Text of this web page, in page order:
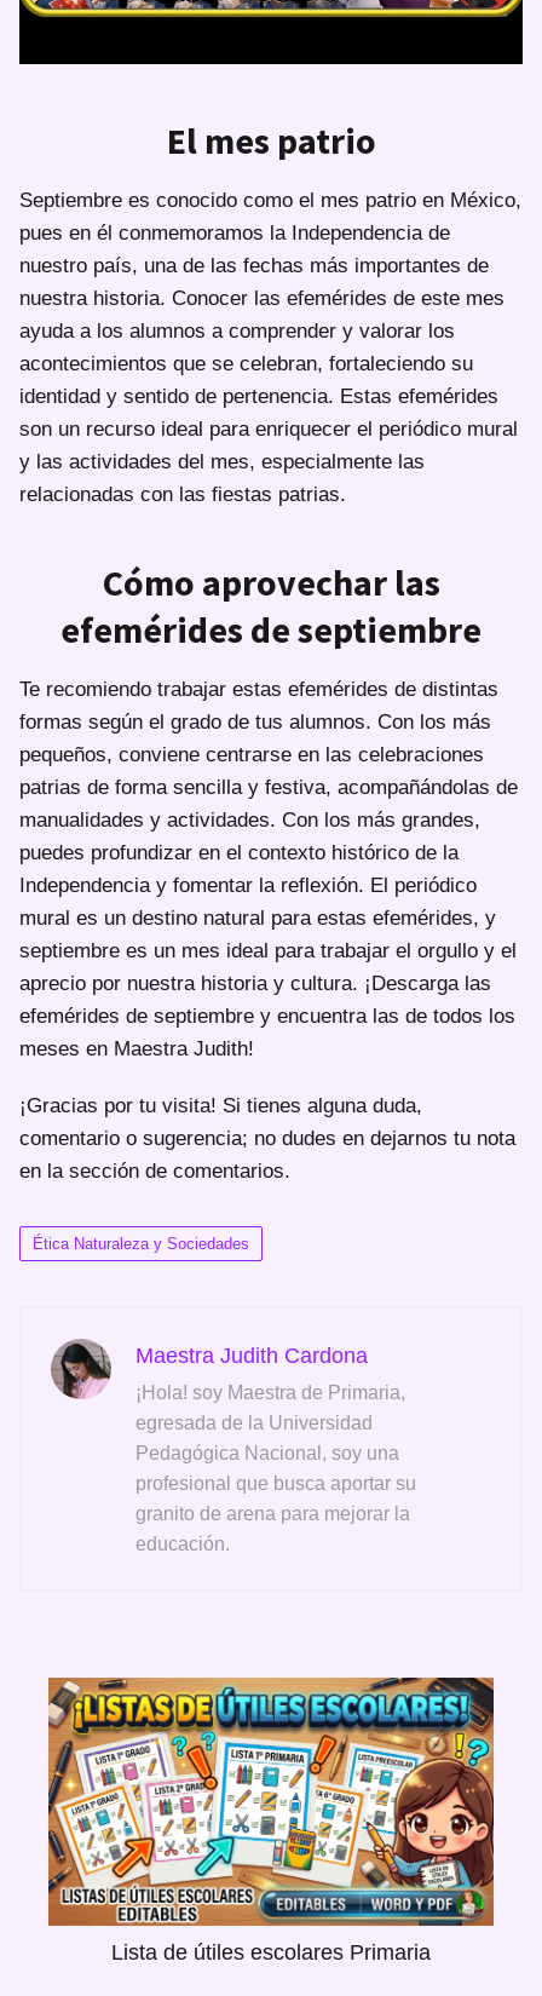
El mes patrio
Septiembre es conocido como el mes patrio en México,
pues en él conmemoramos la Independencia de
nuestro país, una de las fechas más importantes de
nuestra historia. Conocer las efemérides de este mes
ayuda a los alumnos a comprender y valorar los
acontecimientos que se celebran, fortaleciendo su
identidad y sentido de pertenencia. Estas efemérides
son un recurso ideal para enriquecer el periódico mural
y las actividades del mes, especialmente las
relacionadas con las fiestas patrias.
Cómo aprovechar las
efemérides de septiembre
Te recomiendo trabajar estas efemérides de distintas
formas según el grado de tus alumnos. Con los más
pequeños, conviene centrarse en las celebraciones
patrias de forma sencilla y festiva, acompañándolas de
manualidades y actividades. Con los más grandes,
puedes profundizar en el contexto histórico de la
Independencia y fomentar la reflexión. El periódico
mural es un destino natural para estas efemérides, y
septiembre es un mes ideal para trabajar el orgullo y el
aprecio por nuestra historia y cultura. ¡Descarga las
efemérides de septiembre y encuentra las de todos los
meses en Maestra Judith!
¡Gracias por tu visita! Si tienes alguna duda,
comentario o sugerencia; no dudes en dejarnos tu nota
en la sección de comentarios.
Ética Naturaleza y Sociedades
Maestra Judith Cardona
¡Hola! soy Maestra de Primaria,
egresada de la Universidad
Pedagógica Nacional, soy una
profesional que busca aportar su
granito de arena para mejorar la
educación.
Lista de útiles escolares Primaria